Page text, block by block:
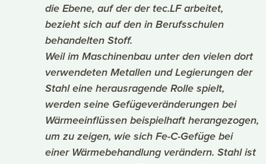
die Ebene, auf der der tec.LF arbeitet,
bezieht sich auf den in Berufsschulen
behandelten Stoff.
Weil im Maschinenbau unter den vielen dort
verwendeten Metallen und Legierungen der
Stahl eine herausragende Rolle spielt,
werden seine Gefügeveränderungen bei
Wärmeeinflüssen beispielhaft herangezogen,
um zu zeigen, wie sich Fe-C-Gefüge bei
einer Wärmebehandlung verändern. Stahl ist